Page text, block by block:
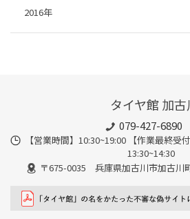
2016年
タイヤ館 加古
079-427-6890
【営業時間】10:30~19:00 【作業最終受
13:30~14:30
〒675-0035 兵庫県加古川市加古川